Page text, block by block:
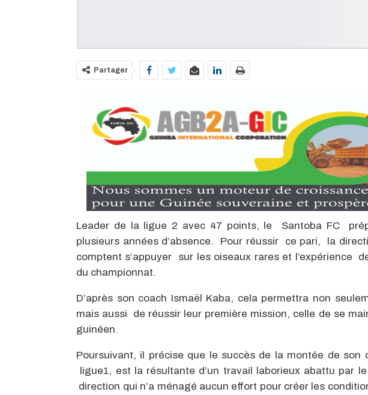
Partager
Leader de la ligue 2 avec 47 points, le Santoba FC
plusieurs années d’absence. Pour réussir ce pari, la
comptent s’appuyer sur les oiseaux rares et l’expérience
du championnat.
D’après son coach Ismaël Kaba, cela permettra non
mais aussi de réussir leur première mission, celle de se
guinéen.
Poursuivant, il précise que le succès de la montée de son
ligue1, est la résultante d’un travail laborieux abattu par
direction qui n’a ménagé aucun effort pour créer les